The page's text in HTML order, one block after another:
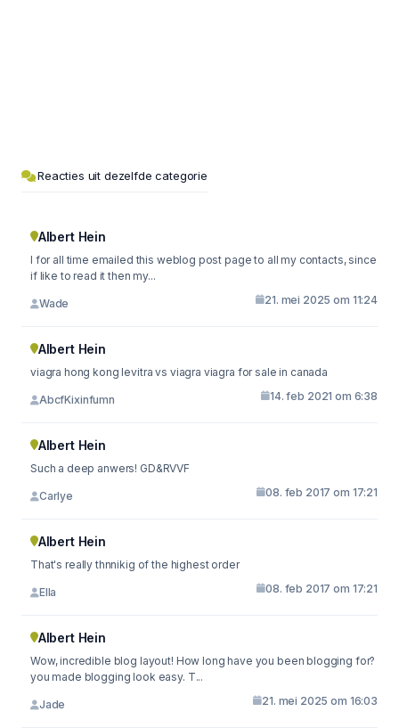
Reacties uit dezelfde categorie
Albert Hein
I for all time emailed this weblog post page to all my contacts, since
if like to read it then my...
Wade 21. mei 2025 om 11:24
Albert Hein
viagra hong kong levitra vs viagra viagra for sale in canada
AbcfKixinfumn 14. feb 2021 om 6:38
Albert Hein
Such a deep anwers! GD&RVVF
Carlye 08. feb 2017 om 17:21
Albert Hein
That's really thnnikig of the highest order
Ella 08. feb 2017 om 17:21
Albert Hein
Wow, incredible blog layout! How long have you been blogging for?
you made blogging look easy. T...
Jade 21. mei 2025 om 16:03